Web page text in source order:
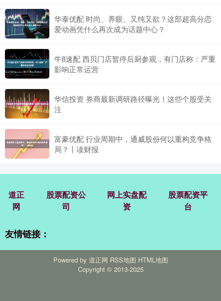
华泰优配 时尚、养眼、又纯又欲？这部超高分恋
爱动画凭什么再次成为话题中心？
牛8速配 西贝门店暂停后厨参观，有门店称：严重
影响正常运营
华信投资 券商最新调研路径曝光！这些个股受关
注
富豪优配 行业周期中，通威股份何以重构竞争格
局？丨读财报
道正
网
股票配资公
司
网上实盘配
资
股票配资平
台
友情链接：
Powered by 道正网 RSS地图 HTML地图
Copyright © 2013-2025